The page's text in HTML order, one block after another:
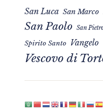
San Luca San Marco
San Paolo San
Spirito Santo Vangelo
Vescovo di